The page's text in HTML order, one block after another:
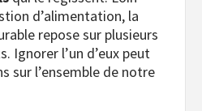
d’alimentation, la
repose sur plusieurs
Ignorer l’un d’eux peut
sur l’ensemble de notre